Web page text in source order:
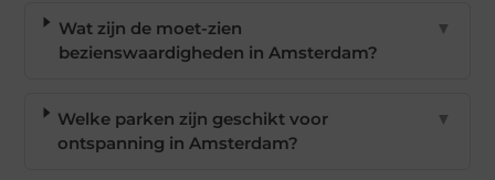
Wat zijn de moet-zien
bezienswaardigheden in Amsterdam?
▼
Welke parken zijn geschikt voor
ontspanning in Amsterdam?
▼